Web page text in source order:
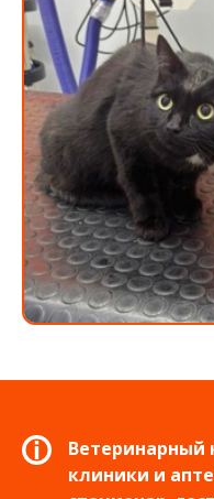
Ветеринарный
клиники и